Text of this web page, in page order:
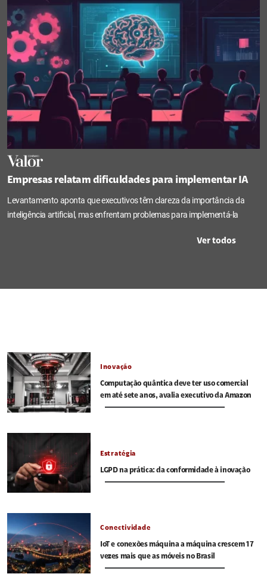
Empresas relatam dificuldades para implementar IA
Levantamento aponta que executivos têm clareza da importância da
inteligência artificial, mas enfrentam problemas para implementá-la
Ver todos
Inovação
Computação quântica deve ter uso comercial
em até sete anos, avalia executivo da Amazon
Estratégia
LGPD na prática: da conformidade à inovação
Conectividade
IoT e conexões máquina a máquina crescem 17
vezes mais que as móveis no Brasil